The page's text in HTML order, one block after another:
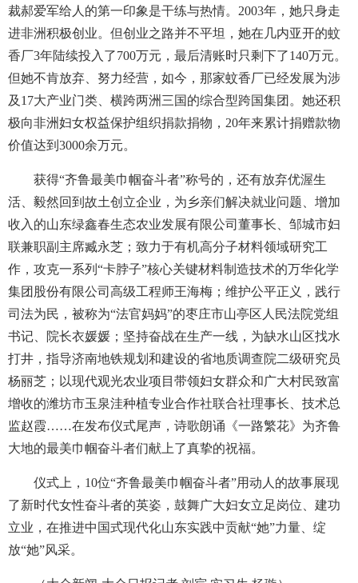
裁郝爱军给人的第一印象是干练与热情。2003年，她只身走
进非洲积极创业。但创业之路并不平坦，她在几内亚开的蚊
香厂3年陆续投入了700万元，最后清账时只剩下了140万元。
但她不肯放弃、努力经营，如今，那家蚊香厂已经发展为涉
及17大产业门类、横跨两洲三国的综合型跨国集团。她还积
极向非洲妇女权益保护组织捐款捐物，20年来累计捐赠款物
价值达到3000余万元。
获得“齐鲁最美巾帼奋斗者”称号的，还有放弃优渥生
活、毅然回到故土创立企业，为乡亲们解决就业问题、增加
收入的山东绿鑫春生态农业发展有限公司董事长、邹城市妇
联兼职副主席臧永芝；致力于有机高分子材料领域研究工
作，攻克一系列“卡脖子”核心关键材料制造技术的万华化学
集团股份有限公司高级工程师王海梅；维护公平正义，践行
司法为民，被称为“法官妈妈”的枣庄市山亭区人民法院党组
书记、院长衣媛媛；坚持奋战在生产一线，为缺水山区找水
打井，指导济南地铁规划和建设的省地质调查院二级研究员
杨丽芝；以现代观光农业项目带领妇女群众和广大村民致富
增收的潍坊市玉泉洼种植专业合作社联合社理事长、技术总
监赵霞……在发布仪式尾声，诗歌朗诵《一路繁花》为齐鲁
大地的最美巾帼奋斗者们献上了真挚的祝福。
仪式上，10位“齐鲁最美巾帼奋斗者”用动人的故事展现
了新时代女性奋斗者的英姿，鼓舞广大妇女立足岗位、建功
立业，在推进中国式现代化山东实践中贡献“她”力量、绽
放“她”风采。